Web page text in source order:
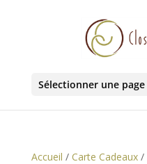
Sélectionner une page
Accueil / Carte Cadeaux/